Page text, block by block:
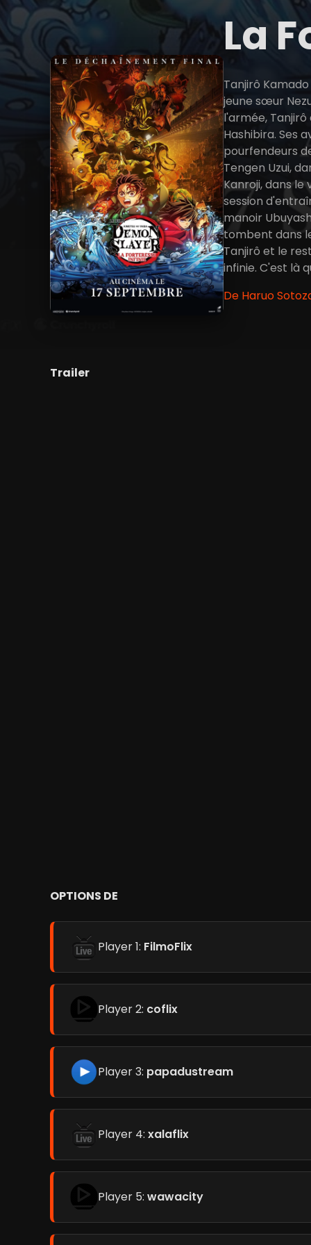
La
Tanjirô
jeune sœur
l'armée,
Hashibira. Ses
pourfendeurs
Tengen Uzui,
Kanroji, dans
session
manoir
tombent dans
Tanjirô et le
infinie. C'est là
De Haruo
Trailer
OPTIONS DE
Player 1: FilmoFlix
Player 2: coflix
Player 3: papadustream
Player 4: xalaflix
Player 5: wawacity